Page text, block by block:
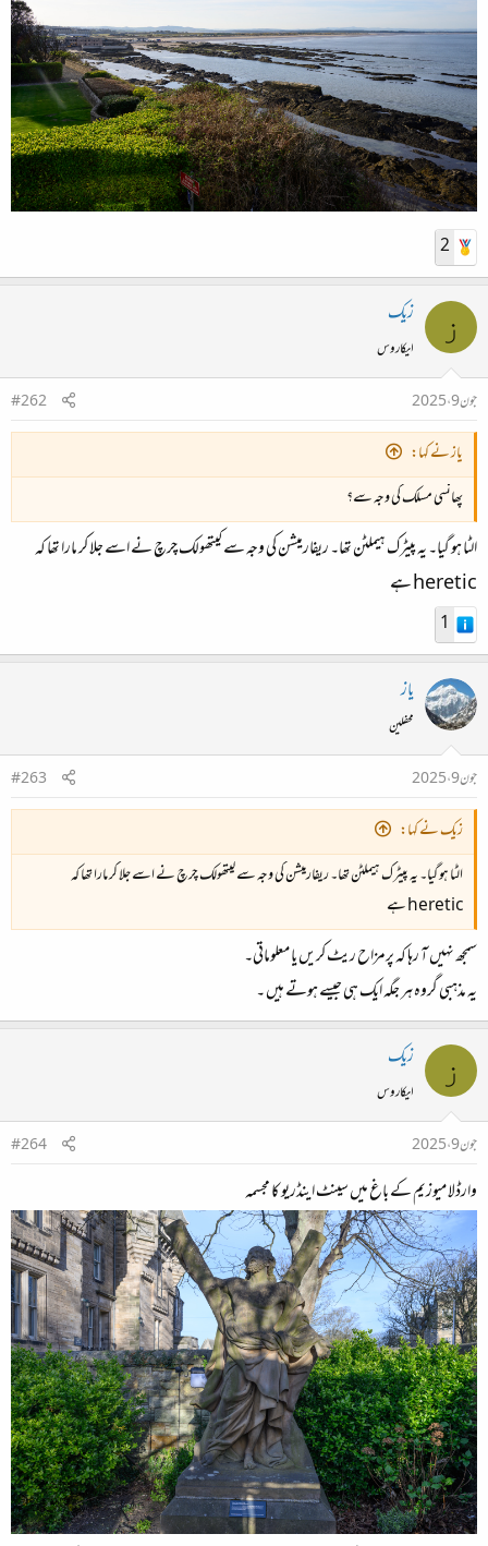
2
ز زیک
ایکاروس
جون 9، 2025
#262
یاز نے کہا:
پھانسی مسلک کی وجہ سے؟
الٹا ہو گیا۔ یہ پیٹرک ہیملٹن تھا۔ ریفارمیشن کی وجہ سے کیتھولک چرچ نے اسے جلا کر مارا تھا کہ
heretic ہے
1
یاز
محفلین
جون 9، 2025
#263
زیک نے کہا:
الٹا ہو گیا۔ یہ پیٹرک ہیملٹن تھا۔ ریفارمیشن کی وجہ سے کیتھولک چرچ نے اسے جلا کر مارا تھا کہ
heretic ہے
سمجھ نہیں آ رہا کہ پرمزاح ریٹ کریں یا معلوماتی۔
یہ مذہبی گروہ ہر جگہ ایک ہی جیسے ہوتے ہیں ۔
ز زیک
ایکاروس
جون 9، 2025
#264
وارڈلا میوزیم کے باغ میں سینٹ اینڈریو کا مجسمہ